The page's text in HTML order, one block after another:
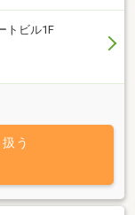
トビル1F
う